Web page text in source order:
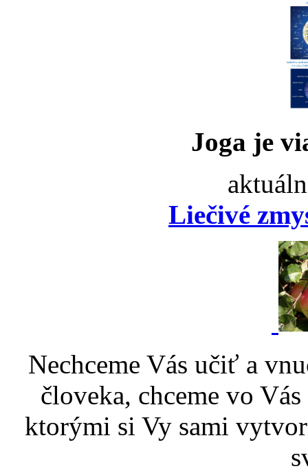
Joga je
Liečivé
Nechceme Vás učiť a
človeka, chceme vo
ktorými si Vy sami